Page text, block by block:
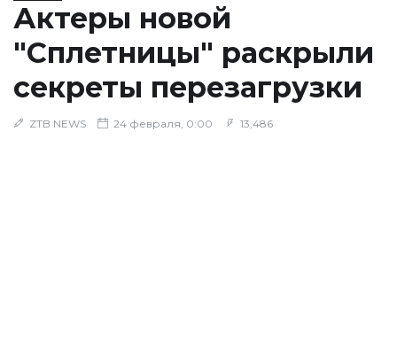
Актеры новой
"Сплетницы" раскрыли
секреты перезагрузки
ZTB NEWS 24 февраля, 0:00 13,486